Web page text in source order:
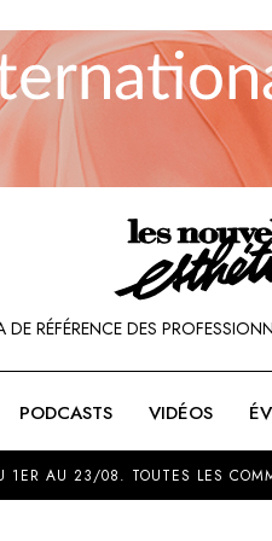
DE RÉFÉRENCE DES
PODCASTS VIDÉOS
1ER AU 23/08. TOUTES LES